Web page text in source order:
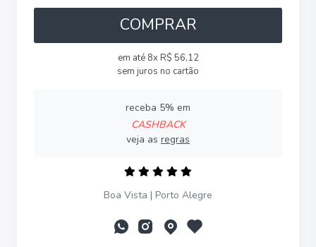
COMPRAR
em até 8x R$ 56,12
sem juros no cartão
receba 5% em
CASHBACK
veja as regras
Boa Vista | Porto Alegre